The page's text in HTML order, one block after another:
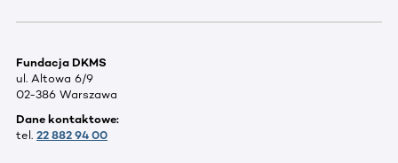
Fundacja DKMS
ul. Altowa 6/9
02-386 Warszawa
Dane kontaktowe:
tel. 22 882 94 00